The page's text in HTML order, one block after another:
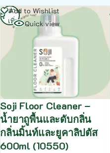
Add to Wishlist
Quick view
Soji Floor Cleaner –
น้ำยาถูพื้นและดับกลิ่น
กลิ่นมิ้นท์และยูคาลิปตัส
600ml (10550)
อ่าน
เพิ่ม